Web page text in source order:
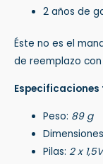
2 años de
Éste no es el
de reemplazo
Peso: 89 g
Pilas:2 x